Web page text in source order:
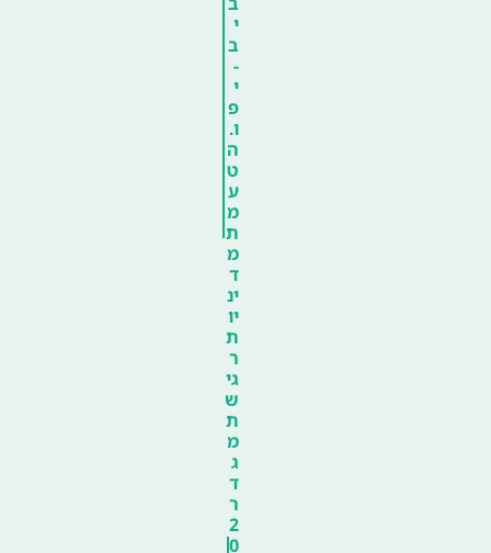
י
ב
-
י
פ
ו.
ה
ט
ע
מ
ת
מ
ד
ינ
יו
ת
ר
גי
ש
ת
מ
ג
ד
ר
2
0